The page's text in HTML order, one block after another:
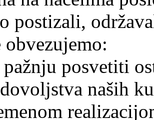
postizali,
obvezujemo:
posvetiti
naših